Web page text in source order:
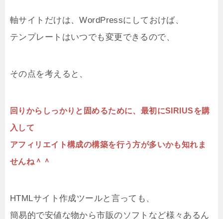
軸サイトだけは、WordPressにしておけば、
テンプレートはいつでも変更できるので、
その点を考えると、
回りからしっかりと固めるために、最初にSIRIUSを購
入して
アフィリエイト構成の構築を行う方が多いかも知れま
せんね＾＾
HTMLサイト作成ツールと言っても、
簡易的で安値な物から市販のソフトなど様々あるん